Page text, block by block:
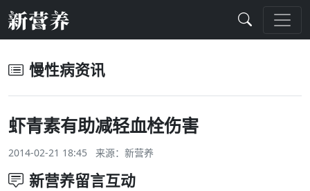
慢性病资讯
虾青素有助减轻血栓伤害
2014-02-21 18:45 来源： 新营养
新营养留言互动